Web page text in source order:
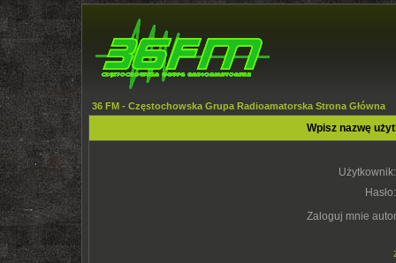
36 FM - Częstochowska Grupa Radioamatorska Strona Główna
Wpisz nazwę
Użytkownik:
Hasło:
Zaloguj mnie